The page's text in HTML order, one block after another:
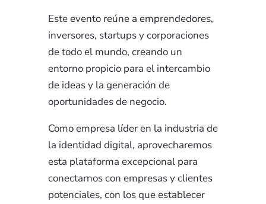
Este evento reúne a emprendedores,
inversores, startups y corporaciones
de todo el mundo, creando un
entorno propicio para el intercambio
de ideas y la generación de
oportunidades de negocio.
Como empresa líder en la industria de
la identidad digital, aprovecharemos
esta plataforma excepcional para
conectarnos con empresas y clientes
potenciales, con los que establecer